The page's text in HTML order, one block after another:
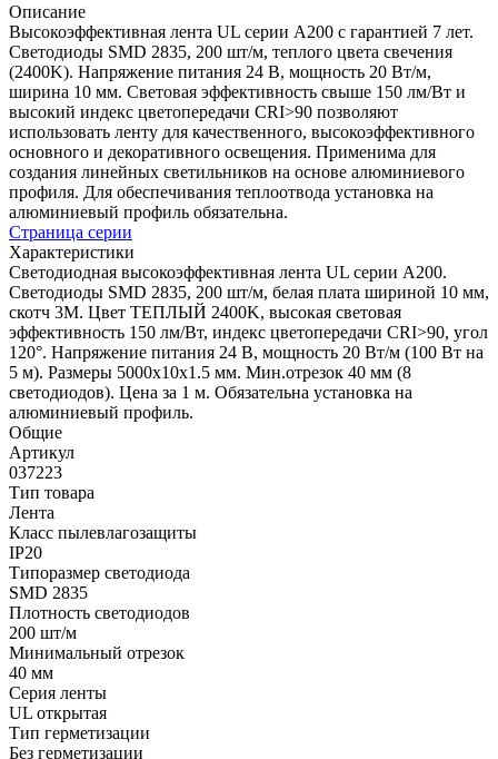
Описание
Высокоэффективная лента UL серии A200 с гарантией 7 лет.
Светодиоды SMD 2835, 200 шт/м, теплого цвета свечения
(2400K). Напряжение питания 24 В, мощность 20 Вт/м,
ширина 10 мм. Световая эффективность свыше 150 лм/Вт и
высокий индекс цветопередачи CRI>90 позволяют
использовать ленту для качественного, высокоэффективного
основного и декоративного освещения. Применима для
создания линейных светильников на основе алюминиевого
профиля. Для обеспечивания теплоотвода установка на
алюминиевый профиль обязательна.
Страница серии
Характеристики
Светодиодная высокоэффективная лента UL серии A200.
Светодиоды SMD 2835, 200 шт/м, белая плата шириной 10 мм,
скотч 3M. Цвет ТЕПЛЫЙ 2400K, высокая световая
эффективность 150 лм/Вт, индекс цветопередачи CRI>90, угол
120°. Напряжение питания 24 В, мощность 20 Вт/м (100 Вт на
5 м). Размеры 5000x10x1.5 мм. Мин.отрезок 40 мм (8
светодиодов). Цена за 1 м. Обязательна установка на
алюминиевый профиль.
Общие
Артикул
037223
Тип товара
Лента
Класс пылевлагозащиты
IP20
Типоразмер светодиода
SMD 2835
Плотность светодиодов
200 шт/м
Минимальный отрезок
40 мм
Серия ленты
UL открытая
Тип герметизации
Без герметизации